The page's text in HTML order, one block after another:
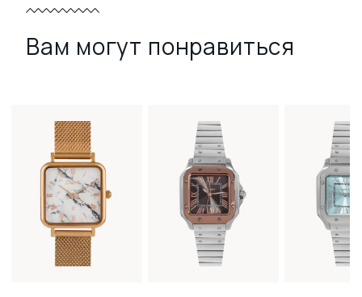
Вам могут понравиться